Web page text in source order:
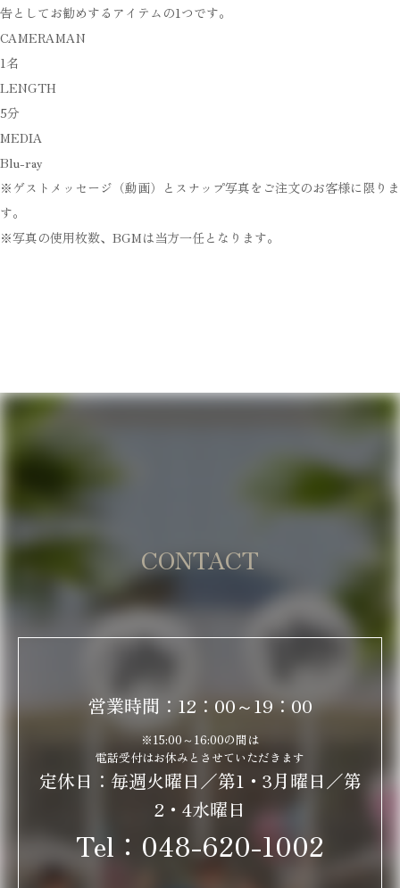
告としてお勧めするアイテムの1つです。
CAMERAMAN
1名
LENGTH
5分
MEDIA
Blu-ray
※ゲストメッセージ（動画）とスナップ写真をご注文のお客様に限りま
す。
※写真の使用枚数、BGMは当方一任となります。
CONTACT
営業時間：12：00～19：00
※15:00～16:00の間は
電話受付はお休みとさせていただきます
定休日：毎週火曜日／第1・3月曜日／第
2・4水曜日
Tel： 048-620-1002